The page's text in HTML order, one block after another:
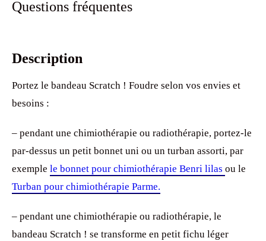
Questions fréquentes
Description
Portez le bandeau Scratch ! Foudre selon vos envies et
besoins :
– pendant une chimiothérapie ou radiothérapie, portez-le
par-dessus un petit bonnet uni ou un turban assorti, par
exemple le bonnet pour chimiothérapie Benri lilas ou le
Turban pour chimiothérapie Parme.
– pendant une chimiothérapie ou radiothérapie, le
bandeau Scratch ! se transforme en petit fichu léger